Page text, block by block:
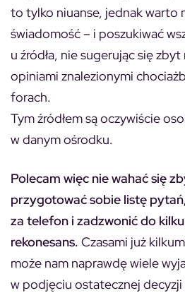
to tylko niuanse, jednak warto
świadomość – i poszukiwać
u źródła, nie sugerując się
opiniami znalezionymi
forach.
Tym źródłem są oczywiście
w danym ośrodku.
Polecam więc nie wahać się
przygotować sobie listę
za telefon i zadzwonić do
rekonesans. Czasami już
może nam naprawdę wiele
w podjęciu ostatecznej decyzji